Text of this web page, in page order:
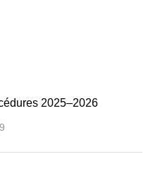
2025–2026